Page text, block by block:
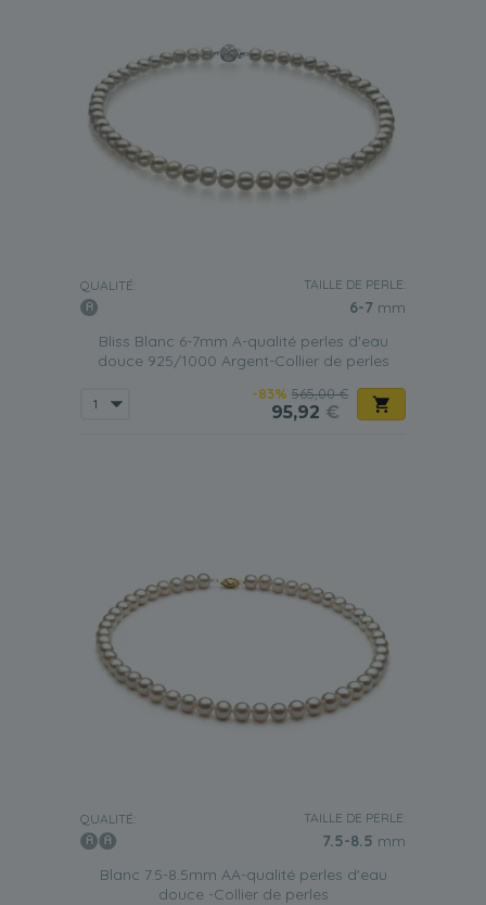
QUALITÉ: TAILLE DE PERLE:
6-7 mm
Bliss Blanc 6-7mm A-qualité perles d'eau
douce 925/1000 Argent-Collier de perles
-83% 565,00 €
95,92 €
QUALITÉ: TAILLE DE PERLE:
7.5-8.5 mm
Blanc 7.5-8.5mm AA-qualité perles d'eau
douce -Collier de perles